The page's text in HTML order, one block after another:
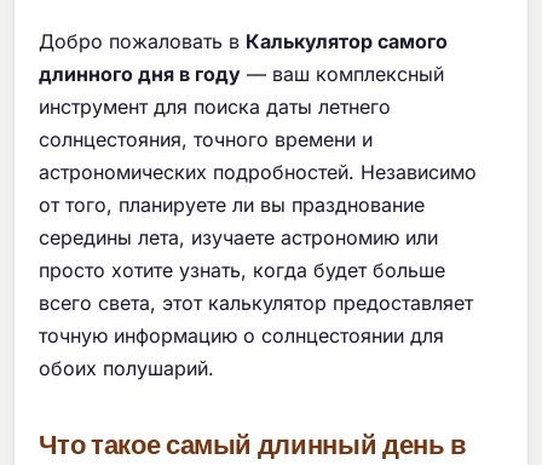
Добро пожаловать в Калькулятор самого
длинного дня в году — ваш комплексный
инструмент для поиска даты летнего
солнцестояния, точного времени и
астрономических подробностей. Независимо
от того, планируете ли вы празднование
середины лета, изучаете астрономию или
просто хотите узнать, когда будет больше
всего света, этот калькулятор предоставляет
точную информацию о солнцестоянии для
обоих полушарий.
Что такое самый длинный день в